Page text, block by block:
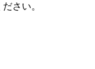
さい。